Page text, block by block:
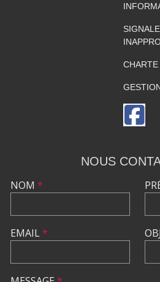
NOUS
NOM *
EMAIL*